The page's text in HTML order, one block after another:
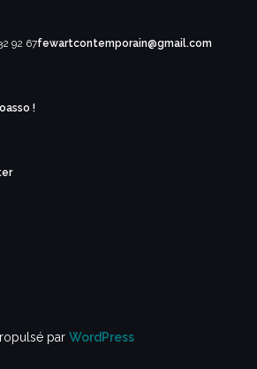
92 67fewartcontemporain@gmail.com
!
par WordPress